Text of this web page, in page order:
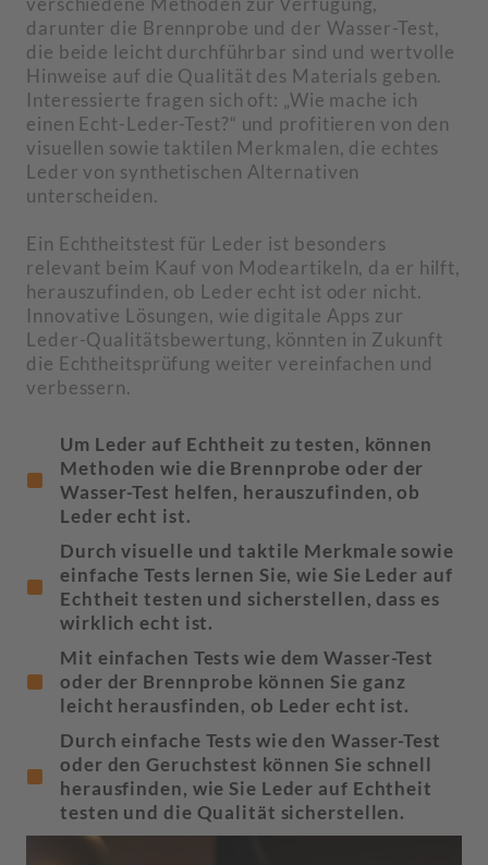
darunter die Brennprobe und der Wasser-Test,
die beide leicht durchführbar sind und wertvolle
Hinweise auf die Qualität des Materials geben.
Interessierte fragen sich oft: „Wie mache ich
einen Echt-Leder-Test?“ und profitieren von den
visuellen sowie taktilen Merkmalen, die echtes
Leder von synthetischen Alternativen
unterscheiden.
Ein Echtheitstest für Leder ist besonders
relevant beim Kauf von Modeartikeln, da er hilft,
herauszufinden, ob Leder echt ist oder nicht.
Innovative Lösungen, wie digitale Apps zur
Leder-Qualitätsbewertung, könnten in Zukunft
die Echtheitsprüfung weiter vereinfachen und
verbessern.
Um Leder auf Echtheit zu testen, können
Methoden wie die Brennprobe oder der
Wasser-Test helfen, herauszufinden, ob
Leder echt ist.
Durch visuelle und taktile Merkmale sowie
einfache Tests lernen Sie, wie Sie Leder auf
Echtheit testen und sicherstellen, dass es
wirklich echt ist.
Mit einfachen Tests wie dem Wasser-Test
oder der Brennprobe können Sie ganz
leicht herausfinden, ob Leder echt ist.
Durch einfache Tests wie den Wasser-Test
oder den Geruchstest können Sie schnell
herausfinden, wie Sie Leder auf Echtheit
testen und die Qualität sicherstellen.